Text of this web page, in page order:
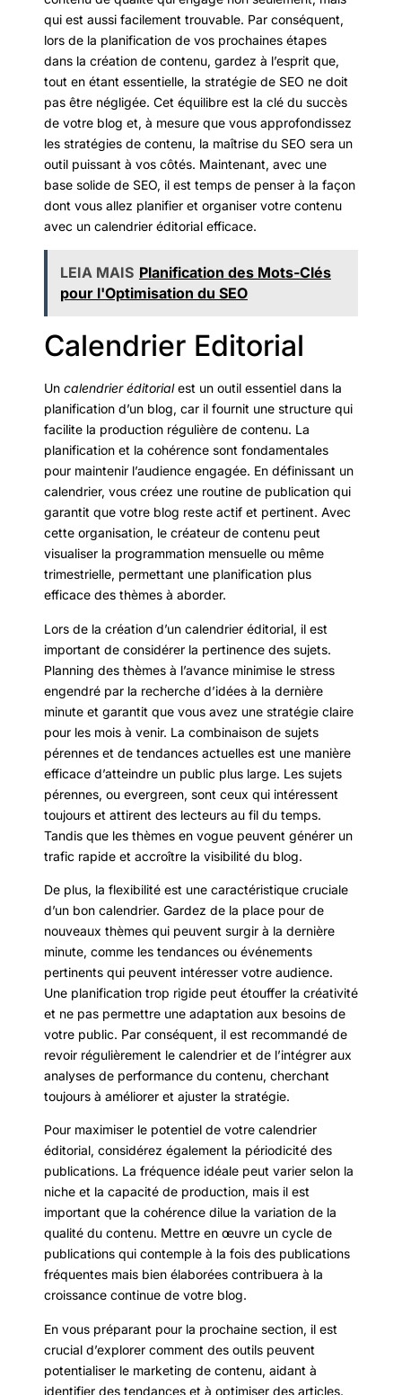
qui est aussi facilement trouvable. Par conséquent,
lors de la planification de vos prochaines étapes
dans la création de contenu, gardez à l’esprit que,
tout en étant essentielle, la stratégie de SEO ne doit
pas être négligée. Cet équilibre est la clé du succès
de votre blog et, à mesure que vous approfondissez
les stratégies de contenu, la maîtrise du SEO sera un
outil puissant à vos côtés. Maintenant, avec une
base solide de SEO, il est temps de penser à la façon
dont vous allez planifier et organiser votre contenu
avec un calendrier éditorial efficace.
LEIA MAIS Planification des Mots-Clés
pour l'Optimisation du SEO
Calendrier Editorial
Un calendrier éditorialest un outil essentiel dans la
planification d’un blog, car il fournit une structure qui
facilite la production régulière de contenu. La
planification et la cohérence sont fondamentales
pour maintenir l’audience engagée. En définissant un
calendrier, vous créez une routine de publication qui
garantit que votre blog reste actif et pertinent. Avec
cette organisation, le créateur de contenu peut
visualiser la programmation mensuelle ou même
trimestrielle, permettant une planification plus
efficace des thèmes à aborder.
Lors de la création d’un calendrier éditorial, il est
important de considérer la pertinence des sujets.
Planning des thèmes à l’avance minimise le stress
engendré par la recherche d’idées à la dernière
minute et garantit que vous avez une stratégie claire
pour les mois à venir. La combinaison de sujets
pérennes et de tendances actuelles est une manière
efficace d’atteindre un public plus large. Les sujets
pérennes, ou evergreen, sont ceux qui intéressent
toujours et attirent des lecteurs au fil du temps.
Tandis que les thèmes en vogue peuvent générer un
trafic rapide et accroître la visibilité du blog.
De plus, la flexibilité est une caractéristique cruciale
d’un bon calendrier. Gardez de la place pour de
nouveaux thèmes qui peuvent surgir à la dernière
minute, comme les tendances ou événements
pertinents qui peuvent intéresser votre audience.
Une planification trop rigide peut étouffer la créativité
et ne pas permettre une adaptation aux besoins de
votre public. Par conséquent, il est recommandé de
revoir régulièrement le calendrier et de l’intégrer aux
analyses de performance du contenu, cherchant
toujours à améliorer et ajuster la stratégie.
Pour maximiser le potentiel de votre calendrier
éditorial, considérez également la périodicité des
publications. La fréquence idéale peut varier selon la
niche et la capacité de production, mais il est
important que la cohérence dilue la variation de la
qualité du contenu. Mettre en œuvre un cycle de
publications qui contemple à la fois des publications
fréquentes mais bien élaborées contribuera à la
croissance continue de votre blog.
En vous préparant pour la prochaine section, il est
crucial d’explorer comment des outils peuvent
potentialiser le marketing de contenu, aidant à
identifier des tendances et à optimiser des articles.